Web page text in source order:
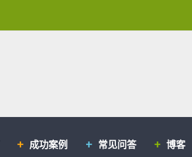
成功案例 常见问答 博客